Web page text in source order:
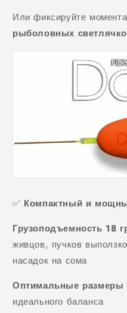
Или фиксируйте
рыболовных
✅ Компактный и
Грузоподъемность 18
живцов, пучков
насадок на сома
Оптимальные размеры
идеального баланса